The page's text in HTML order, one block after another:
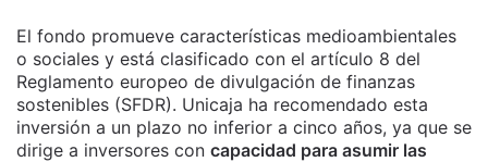
El fondo promueve características medioambientales
o sociales y está clasificado con el artículo 8 del
Reglamento europeo de divulgación de finanzas
sostenibles (SFDR). Unicaja ha recomendado esta
inversión a un plazo no inferior a cinco años, ya que se
dirige a inversores con capacidad para asumir las